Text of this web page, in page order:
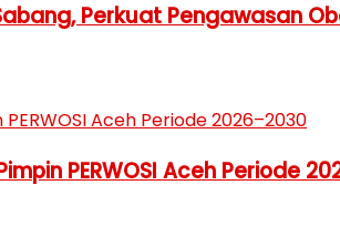
Perkuat Pengawasan
PERWOSI Aceh Periode